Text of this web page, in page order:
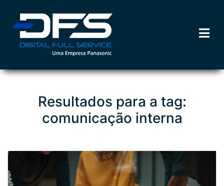
Resultados para a tag:
comunicação interna